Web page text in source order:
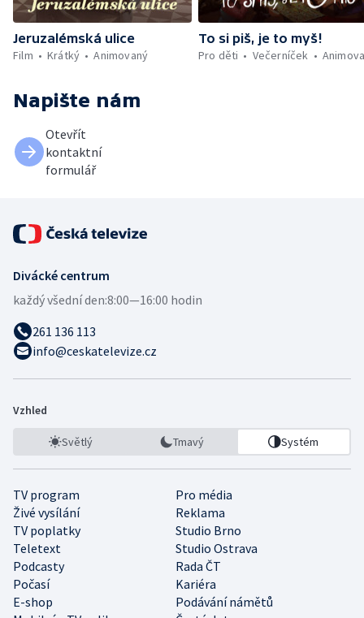
Jeruzalémská ulice
Film
Krátký Animovaný
To si piš, je to myš!
Pro děti
Večerníček
Napište nám
Otevřít
kontaktní
formulář
Divácké centrum
každý všední den:8:00—16:00 hodin
261 136 113
info@ceskatelevize.cz
Vzhled
Světlý Tmavý Systém
TV program
Pro média
Živé vysílání
Reklama
TV poplatky
Studio Brno
Teletext
Studio Ostrava
Podcasty
Rada ČT
Počasí
Kariéra
E-shop
Podávání námětů